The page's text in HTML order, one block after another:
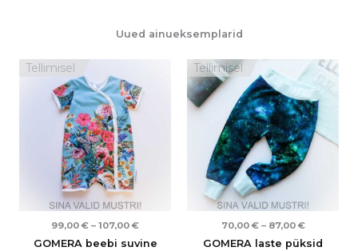
Uued ainueksemplarid
Tellimisel
99,00 € – 107,00 €
Hinnavahemik:
kuni
107,00 €
GOMERA beebi suvine
Tellimisel
70,00 € – 87,00 €
70,00 €
kuni
87,00 €
GOMERA laste püksid